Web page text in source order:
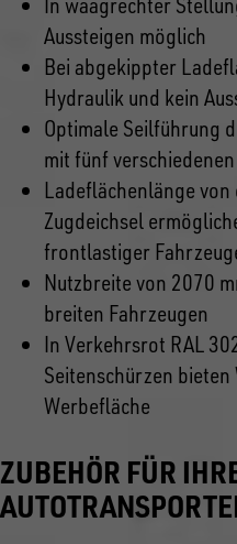
Aussteigen möglich
Bei abgekippter
Hydraulik und kein
Optimale Seilführung
mit fünf
Ladeflächenlänge
Zugdeichsel
frontlastiger
Nutzbreite von 2070
breiten Fahrzeugen
In Verkehrsrot RAL
Seitenschürzen
Werbefläche
ZUBEHÖR FÜR